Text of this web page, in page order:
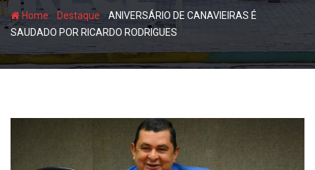
Home - Destaque -ANIVERSÁRIO DE CANAVIEIRAS É
SAUDADO POR RICARDO RODRIGUES